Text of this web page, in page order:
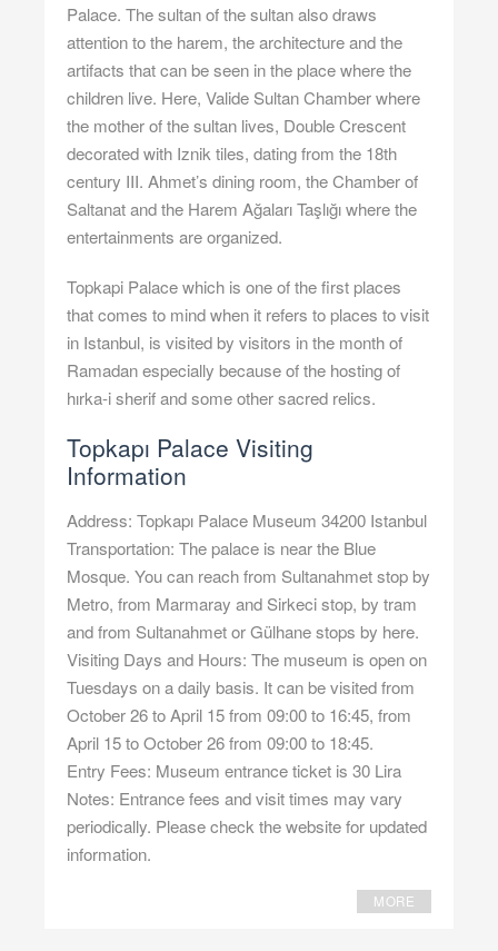
Palace. The sultan of the sultan also draws
attention to the harem, the architecture and the
artifacts that can be seen in the place where the
children live. Here, Valide Sultan Chamber where
the mother of the sultan lives, Double Crescent
decorated with Iznik tiles, dating from the 18th
century III. Ahmet’s dining room, the Chamber of
Saltanat and the Harem Ağaları Taşlığı where the
entertainments are organized.
Topkapi Palace which is one of the first places
that comes to mind when it refers to places to visit
in Istanbul, is visited by visitors in the month of
Ramadan especially because of the hosting of
hırka-i sherif and some other sacred relics.
Topkapı Palace Visiting
Information
Address: Topkapı Palace Museum 34200 Istanbul
Transportation: The palace is near the Blue
Mosque. You can reach from Sultanahmet stop by
Metro, from Marmaray and Sirkeci stop, by tram
and from Sultanahmet or Gülhane stops by here.
Visiting Days and Hours: The museum is open on
Tuesdays on a daily basis. It can be visited from
October 26 to April 15 from 09:00 to 16:45, from
April 15 to October 26 from 09:00 to 18:45.
Entry Fees: Museum entrance ticket is 30 Lira
Notes: Entrance fees and visit times may vary
periodically. Please check the website for updated
information.
MORE